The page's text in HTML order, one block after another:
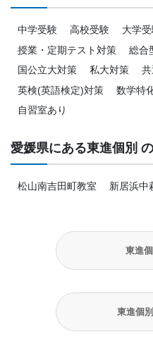
中学受験 高校受験 大学
授業・定期テスト対策
総合
国公立大対策
私大対策
英検(英語検定)対策
数学特
自習室あり
愛媛県にある東進個別
松山南吉田町教室 新居浜中
東進
東進個